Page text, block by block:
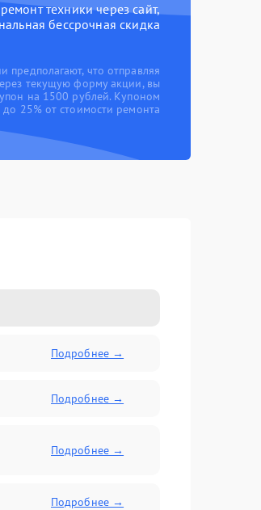
техники через сайт,
бессрочная скидка
предполагают, что отправляя
текущую форму акции, вы
на 1500 рублей. Купоном
25% от стоимости ремонта
Подробнее →
Подробнее →
Подробнее →
Подробнее →